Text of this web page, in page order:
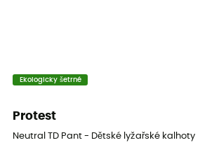
Ekologicky šetrné
Protest
Neutral TD Pant - Dětské lyžařské kalhoty